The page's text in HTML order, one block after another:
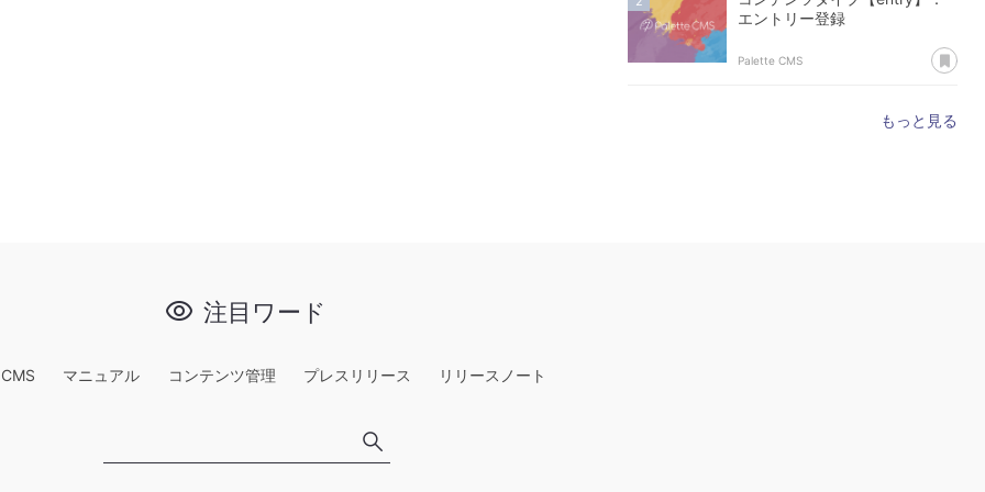
エントリー登録
Palette CMS あ
もっと見る
注目ワード
マニュアル コンテンツ管理 プレスリリース リリースノート